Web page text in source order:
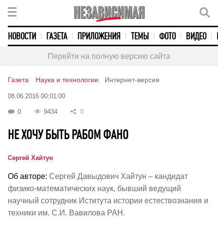
НОВОСТИ ГАЗЕТА ПРИЛОЖЕНИЯ ТЕМЫ ФОТО ВИДЕО
Перейти на полную версию сайта
Газета Наука и технологии Интернет-версия
08.06.2016 00:01:00
0 9434 0
НЕ ХОЧУ БЫТЬ РАБОМ ФАНО
Сергей Хайтун
Об авторе: Сергей Давыдович Хайтун – кандидат
физико-математических наук, бывший ведущий
научный сотрудник Иститута истории естествознания и
техники им. С.И. Вавилова РАН.